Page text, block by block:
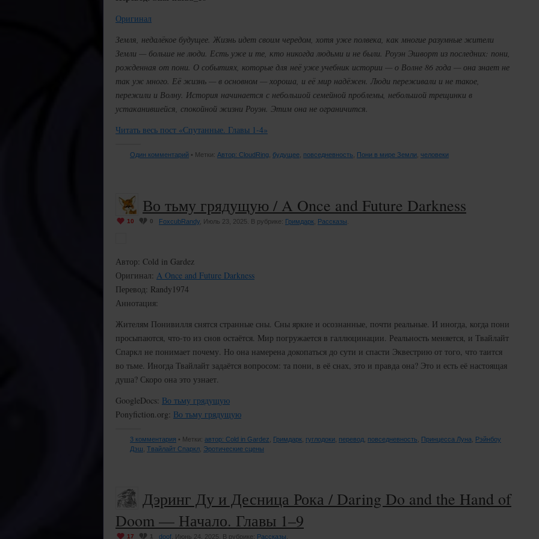
Оригинал
Земля, недалёкое будущее. Жизнь идет своим чередом, хотя уже полвека, как многие разумные жители
Земли — больше не люди. Есть уже и те, кто никогда людьми и не были. Роуэн Эшворт из последних: пони,
рожденная от пони. О событиях, которые для неё уже учебник истории — о Волне 86 года — она знает не
так уж много. Её жизнь — в основном — хороша, и её мир надёжен. Люди переживали и не такое,
пережили и Волну. История начинается с небольшой семейной проблемы, небольшой трещинки в
устаканившейся, спокойной жизни Роуэн. Этим она не ограничится.
Читать весь пост «Спутанные. Главы 1-4»
Один комментарий • Метки: Автор: CloudRing будущее повседневность Пони в мире Земли человеки
Во тьму грядущую / A Once and Future Darkness
10 0 FoxcubRandy , Июль 23, 2025. В рубрике: Гримдарк Рассказы
Автор: Cold in Gardez
Оригинал: A Once and Future Darkness
Перевод: Randy1974
Аннотация:
Жителям Понивилля снятся странные сны. Сны яркие и осознанные, почти реальные. И иногда, когда пони
просыпаются, что-то из снов остаётся. Мир погружается в галлюцинации. Реальность меняется, и Твайлайт
Спаркл не понимает почему. Но она намерена докопаться до сути и спасти Эквестрию от того, что таится
во тьме. Иногда Твайлайт задаётся вопросом: та пони, в её снах, это и правда она? Это и есть её настоящая
душа? Скоро она это узнает.
GoogleDocs: Во тьму грядущую
Ponyfiction.org: Во тьму грядущую
3 комментария • Метки: автор: Cold in Gardez Гримдарк гуглодоки перевод повседневность Принцесса Луна
Рэйнбоу
Дэш Твайлайт Спаркл Эротические сцены
Дэринг Ду и Десница Рока / Daring Do and the Hand of
Doom — Начало. Главы 1–9
17 1 doof , Июнь 24, 2025. В рубрике: Рассказы